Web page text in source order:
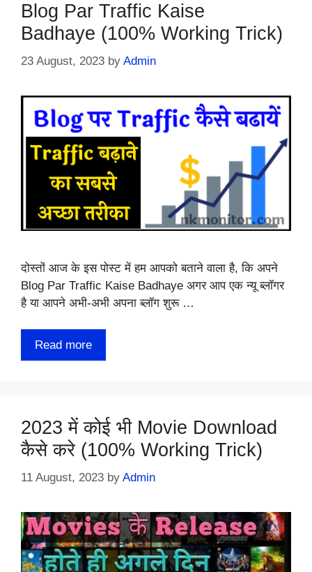
Blog Par Traffic Kaise
Badhaye (100% Working Trick)
23 August, 2023 by Admin
दोस्तों आज के इस पोस्ट में हम आपको बताने वाला है, कि अपने
Blog Par Traffic Kaise Badhaye अगर आप एक न्यू ब्लॉगर
है या आपने अभी-अभी अपना ब्लॉग शुरू …
Read more
2023 में कोई भी Movie Download
कैसे करे (100% Working Trick)
11 August, 2023 by Admin